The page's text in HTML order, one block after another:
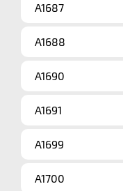
A1687
A1688
A1690
A1691
A1699
A1700